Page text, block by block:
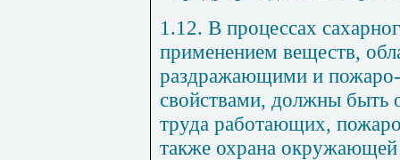
1.12. В процессах
применением веществ,
раздражающими и
свойствами, должны быть
труда работающих,
также охрана